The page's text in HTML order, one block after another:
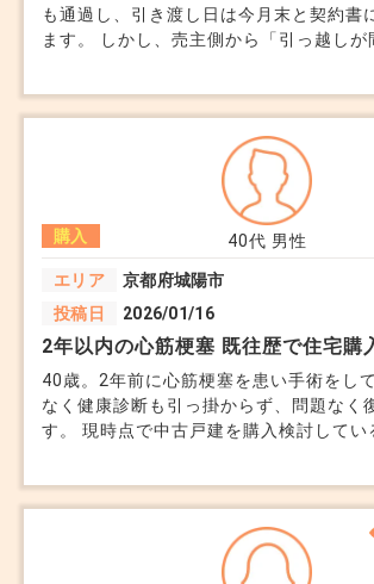
も通過し、引き渡し日は今月末と契約書
ます。 しかし、売主側から「引っ越しが
ます。 契約書には「引き渡し遅延の場合は違約金を請
求できる」といった条項が記載されてい
は売主から「誠意を持って対応するので
金は免除してほしい」と相談されました。 私も退去
る予定で動いていますし、1カ月はさす
理です。ありえないです。 そう伝えてい
売主がしつこく粘っています。 不動産会
なんだか頼りなくて…どうしたらいいです
40代 男性
購入
エリア
京都府城陽市
投稿日
2026/01/16
2年以内の心筋梗塞 既往歴で住宅購
40歳。2年前に心筋梗塞を患い手術をし
なく健康診断も引っ掛からず、問題なく
す。 現時点で中古戸建を購入検討しているのですが、
能性はないと言われています。 もし団信加入希望の場
合、年齢は上がるが、3年以上経過して
でも今購入するべきか。 そもそも定職に就いているの